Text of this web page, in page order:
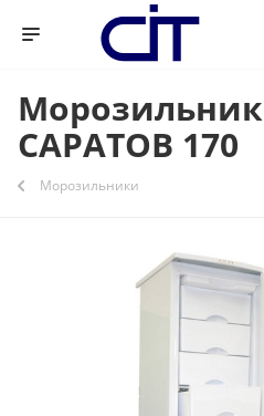
Морозильник
САРАТОВ 170
Морозильники